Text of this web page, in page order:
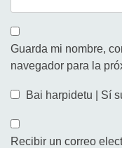
Guarda mi nombre,
navegador para la
Bai harpidetu | Sí
Recibir un correo